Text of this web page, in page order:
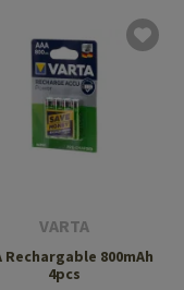
VARTA
Rechargable 800mAh
4pcs